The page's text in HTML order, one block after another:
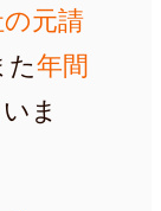
の元請
た年間
ま